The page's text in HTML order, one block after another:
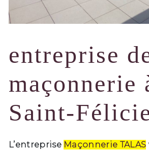
entreprise
maçonnerie
Saint-
L’entreprise Maçonnerie TALAS